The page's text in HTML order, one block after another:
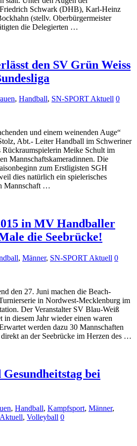
Schwark (DHB), Karl-Heinz
(stellv. Oberbürgermeister
die Delegierten …
den SV Grün Weiss
, Handball, SN-SPORT Aktuell 0
und einem weinenden Auge“
Abt.- Leiter Handball im Schweriner
Rückraumspielerin Meike Schult im
Mannschaftskameradinnen. Die
zum Erstligisten SGH
dies natürlich ein spielerisches
Mannschaft …
in MV Handballer
die Seebrücke!
, Männer, SN-SPORT Aktuell 0
den 27. Juni machen die Beach-
in Nordwest-Mecklenburg im
Der Veranstalter SV Blau-Weiß
in diesem Jahr wieder einen waren
werden dazu 30 Mannschaften
an der Seebrücke im Herzen des …
bei
, Handball, Kampfsport, Männer,
, Volleyball 0